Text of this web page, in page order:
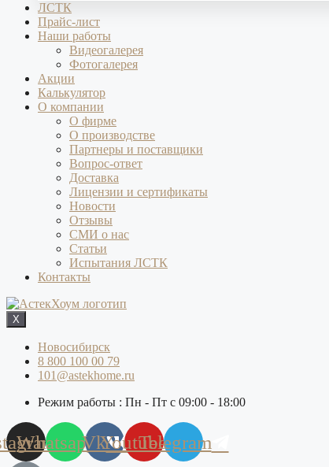
ЛСТК
Прайс-лист
Наши работы
Видеогалерея
Фотогалерея
Акции
Калькулятор
О компании
О фирме
О производстве
Партнеры и поставщики
Вопрос-ответ
Доставка
Лицензии и сертификаты
Новости
Отзывы
СМИ о нас
Статьи
Испытания ЛСТК
Контакты
X
Новосибирск
8 800 100 00 79
101@astekhome.ru
Режим работы : Пн - Пт с 09:00 - 18:00
Whatsapp
VkYoutubeTelegram